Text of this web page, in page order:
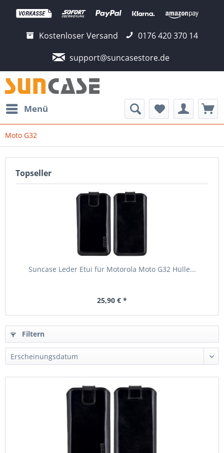
Kostenloser Versand
0176 420 370 14
support@suncasestore.de
Menü
Moto G32
Topseller
Suncase Leder Etui für Motorola Moto G32 Hülle...
25,90 € *
Filtern